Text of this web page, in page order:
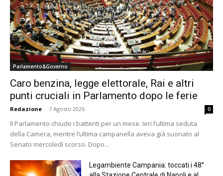
Parlamento&Governo
Caro benzina, legge elettorale, Rai e altri
punti cruciali in Parlamento dopo le ferie
Redazione - 7 Agosto 2026 0
Il Parlamento chiude i battenti per un mese. Ieri l’ultima seduta
della Camera, mentre l’ultima campanella aveva già suonato al
Senato mercoledì scorso. Dopo...
Legambiente Campania: toccati i 48°